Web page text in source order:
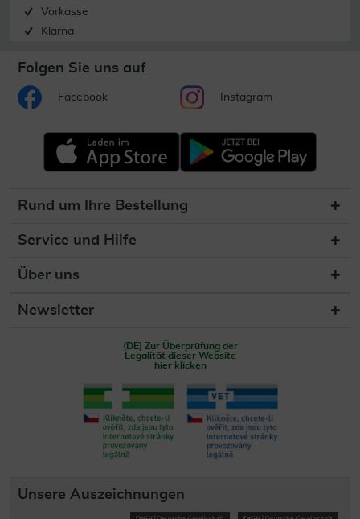
Vorkasse
Klarna
Folgen Sie uns auf
Facebook Instagram
Rund um Ihre Bestellung
Service und Hilfe
Über uns
Newsletter
(DE) Zur Überprüfung der
Legalität dieser Website
hier klicken
Unsere Auszeichnungen